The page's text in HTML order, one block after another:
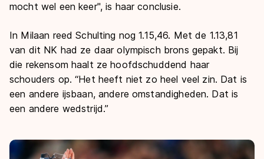
mocht wel een keer", is haar conclusie.
In Milaan reed Schulting nog 1.15,46. Met de 1.13,81
van dit NK had ze daar olympisch brons gepakt. Bij
die rekensom haalt ze hoofdschuddend haar
schouders op. “Het heeft niet zo heel veel zin. Dat is
een andere ijsbaan, andere omstandigheden. Dat is
een andere wedstrijd.”